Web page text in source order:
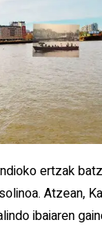
ertzak
Atzean,
ibaiaren